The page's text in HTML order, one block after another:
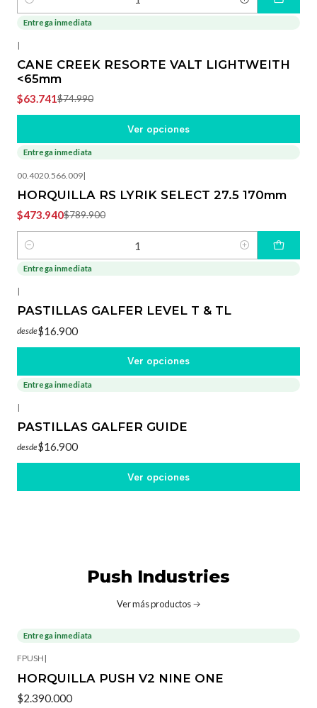
Cantidad
-15%
Entrega inmediata
|
CANE CREEK RESORTE VALT LIGHTWEITH
<65mm
$63.741$74.990
Ver opciones
Entrega inmediata
00.4020.566.009|
HORQUILLA RS LYRIK SELECT 27.5 170mm
$473.940$789.900
Cantidad
Entrega inmediata
|
PASTILLAS GALFER LEVEL T & TL
desde$16.900
Ver opciones
Entrega inmediata
|
PASTILLAS GALFER GUIDE
desde$16.900
Ver opciones
Push Industries
Ver más productos
Entrega inmediata
FPUSH |
HORQUILLA PUSH V2 NINE ONE
$2.390.000